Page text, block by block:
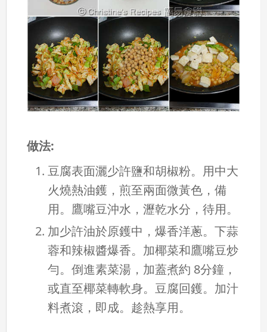
做法:
豆腐表面灑少許鹽和胡椒粉。用中大
火燒熱油鑊，煎至兩面微黃色，備
用。鷹嘴豆沖水，瀝乾水分，待用。
加少許油於原鑊中，爆香洋蔥。下蒜
蓉和辣椒醬爆香。加椰菜和鷹嘴豆炒
勻。倒進素菜湯，加蓋煮約 8分鐘，
或直至椰菜轉軟身。豆腐回鑊。加汁
料煮滾，即成。趁熱享用。